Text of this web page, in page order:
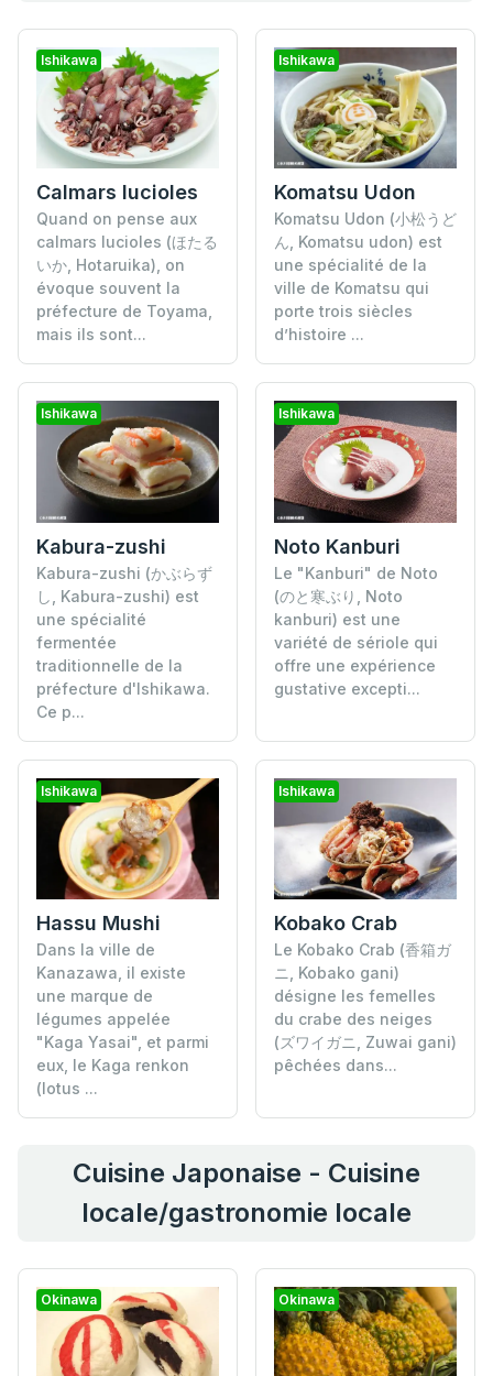
Ishikawa
Calmars lucioles
Quand on pense aux
calmars lucioles (ほたる
いか, Hotaruika), on
évoque souvent la
préfecture de Toyama,
mais ils sont...
Ishikawa
Komatsu Udon
Komatsu Udon (小松うど
ん, Komatsu udon) est
une spécialité de la
ville de Komatsu qui
porte trois siècles
d’histoire ...
Ishikawa
Kabura-zushi
Kabura-zushi (かぶらず
し, Kabura-zushi) est
une spécialité
fermentée
traditionnelle de la
préfecture d'Ishikawa.
Ce p...
Ishikawa
Noto Kanburi
Le "Kanburi" de Noto
(のと寒ぶり, Noto
kanburi) est une
variété de sériole qui
offre une expérience
gustative excepti...
Ishikawa
Hassu Mushi
Dans la ville de
Kanazawa, il existe
une marque de
légumes appelée
"Kaga Yasai", et parmi
eux, le Kaga renkon
(lotus ...
Ishikawa
Kobako Crab
Le Kobako Crab (香箱ガ
ニ, Kobako gani)
désigne les femelles
du crabe des neiges
(ズワイガニ, Zuwai gani)
pêchées dans...
Cuisine Japonaise - Cuisine
locale/gastronomie locale
Okinawa Okinawa